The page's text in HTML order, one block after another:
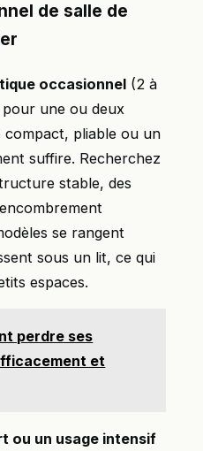
de salle de
occasionnel (2 à
pour une ou deux
compact, pliable ou un
suffire. Recherchez
stable, des
se rangent
sous un lit, ce qui
espaces.
perdre ses
et
ou un usage intensif